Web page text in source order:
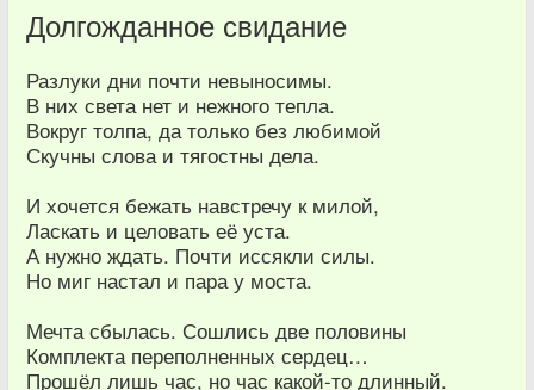
Долгожданное свидание
Разлуки дни почти невыносимы.
В них света нет и нежного тепла.
Вокруг толпа, да только без любимой
Скучны слова и тягостны дела.
И хочется бежать навстречу к милой,
Ласкать и целовать её уста.
А нужно ждать. Почти иссякли силы.
Но миг настал и пара у моста.
Мечта сбылась. Сошлись две половины
Комплекта переполненных сердец…
Прошёл лишь час, но час какой-то длинный.